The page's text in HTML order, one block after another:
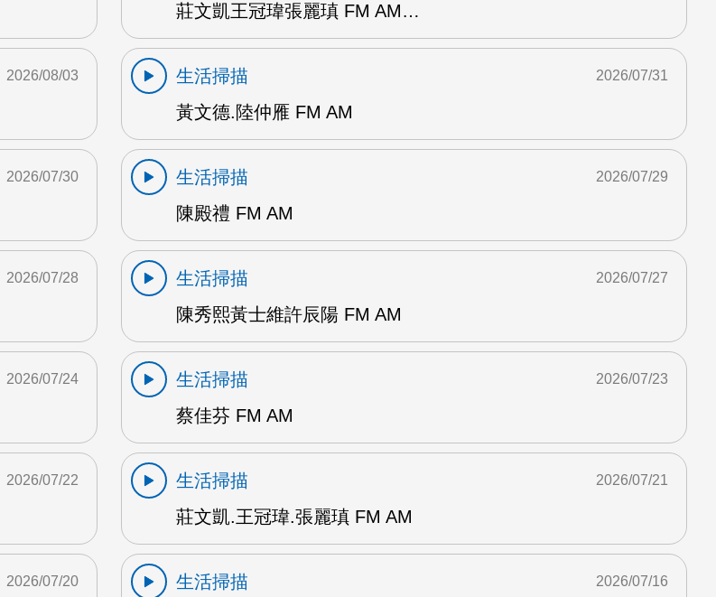
莊文凱王冠瑋張麗瑱 FM AM…
2026/08/03
生活掃描
黃文德.陸仲雁 FM AM
2026/07/31
2026/07/30
生活掃描
陳殿禮 FM AM
2026/07/29
2026/07/28
生活掃描
陳秀熙黃士維許辰陽 FM AM
2026/07/27
2026/07/24
生活掃描
蔡佳芬 FM AM
2026/07/23
2026/07/22
生活掃描
莊文凱.王冠瑋.張麗瑱 FM AM
2026/07/21
2026/07/20
生活掃描
2026/07/16